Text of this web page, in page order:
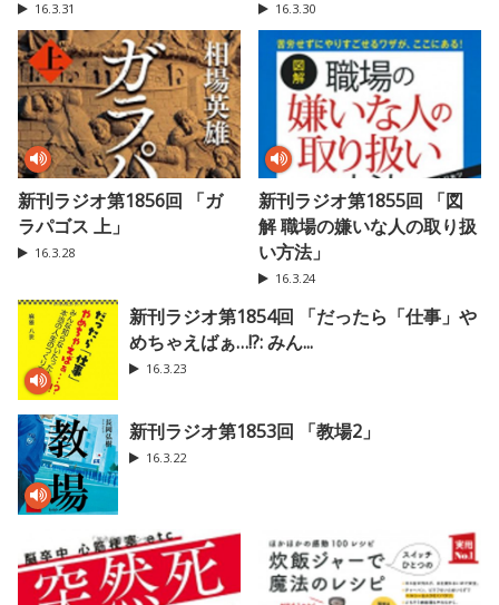
16.3.31 16.3.30
新刊ラジオ第1856回 「ガ
ラパゴス 上」
16.3.28
新刊ラジオ第1855回 「図
解 職場の嫌いな人の取り扱
い方法」
16.3.24
新刊ラジオ第1854回 「だったら「仕事」や
めちゃえばぁ…!?: みん...
16.3.23
新刊ラジオ第1853回 「教場2」
16.3.22